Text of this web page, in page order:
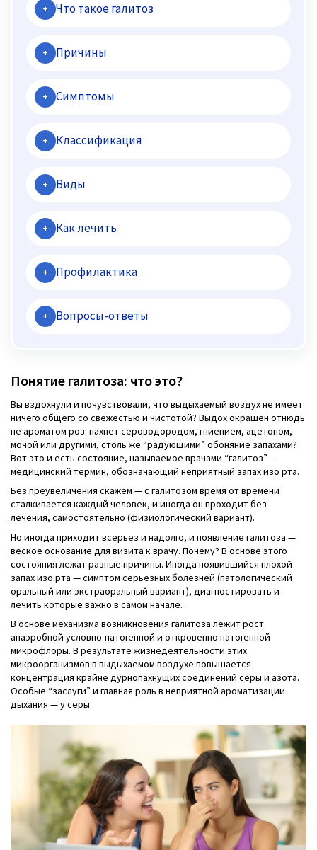
+ Что такое галитоз
+ Причины
+ Симптомы
+ Классификация
+ Виды
+ Как лечить
+ Профилактика
+ Вопросы-ответы
Понятие галитоза: что это?
Вы вздохнули и почувствовали, что выдыхаемый воздух не имеет
ничего общего со свежестью и чистотой? Выдох окрашен отнюдь
не ароматом роз: пахнет сероводородом, гниением, ацетоном,
мочой или другими, столь же “радующими” обоняние запахами?
Вот это и есть состояние, называемое врачами “галитоз” —
медицинский термин, обозначающий неприятный запах изо рта.
Без преувеличения скажем — с галитозом время от времени
сталкивается каждый человек, и иногда он проходит без
лечения, самостоятельно (физиологический вариант).
Но иногда приходит всерьез и надолго, и появление галитоза —
веское основание для визита к врачу. Почему? В основе этого
состояния лежат разные причины. Иногда появившийся плохой
запах изо рта — симптом серьезных болезней (патологический
оральный или экстраоральный вариант), диагностировать и
лечить которые важно в самом начале.
В основе механизма возникновения галитоза лежит рост
анаэробной условно-патогенной и откровенно патогенной
микрофлоры. В результате жизнедеятельности этих
микроорганизмов в выдыхаемом воздухе повышается
концентрация крайне дурнопахнущих соединений серы и азота.
Особые “заслуги” и главная роль в неприятной ароматизации
дыхания — у серы.